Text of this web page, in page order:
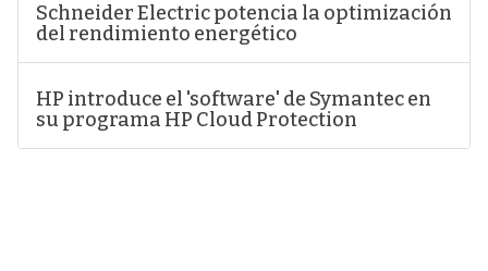
Schneider Electric potencia la optimización
del rendimiento energético
HP introduce el 'software' de Symantec en
su programa HP Cloud Protection